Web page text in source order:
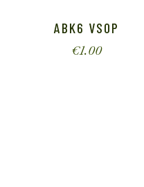
ABK6 VSOP
€1.00